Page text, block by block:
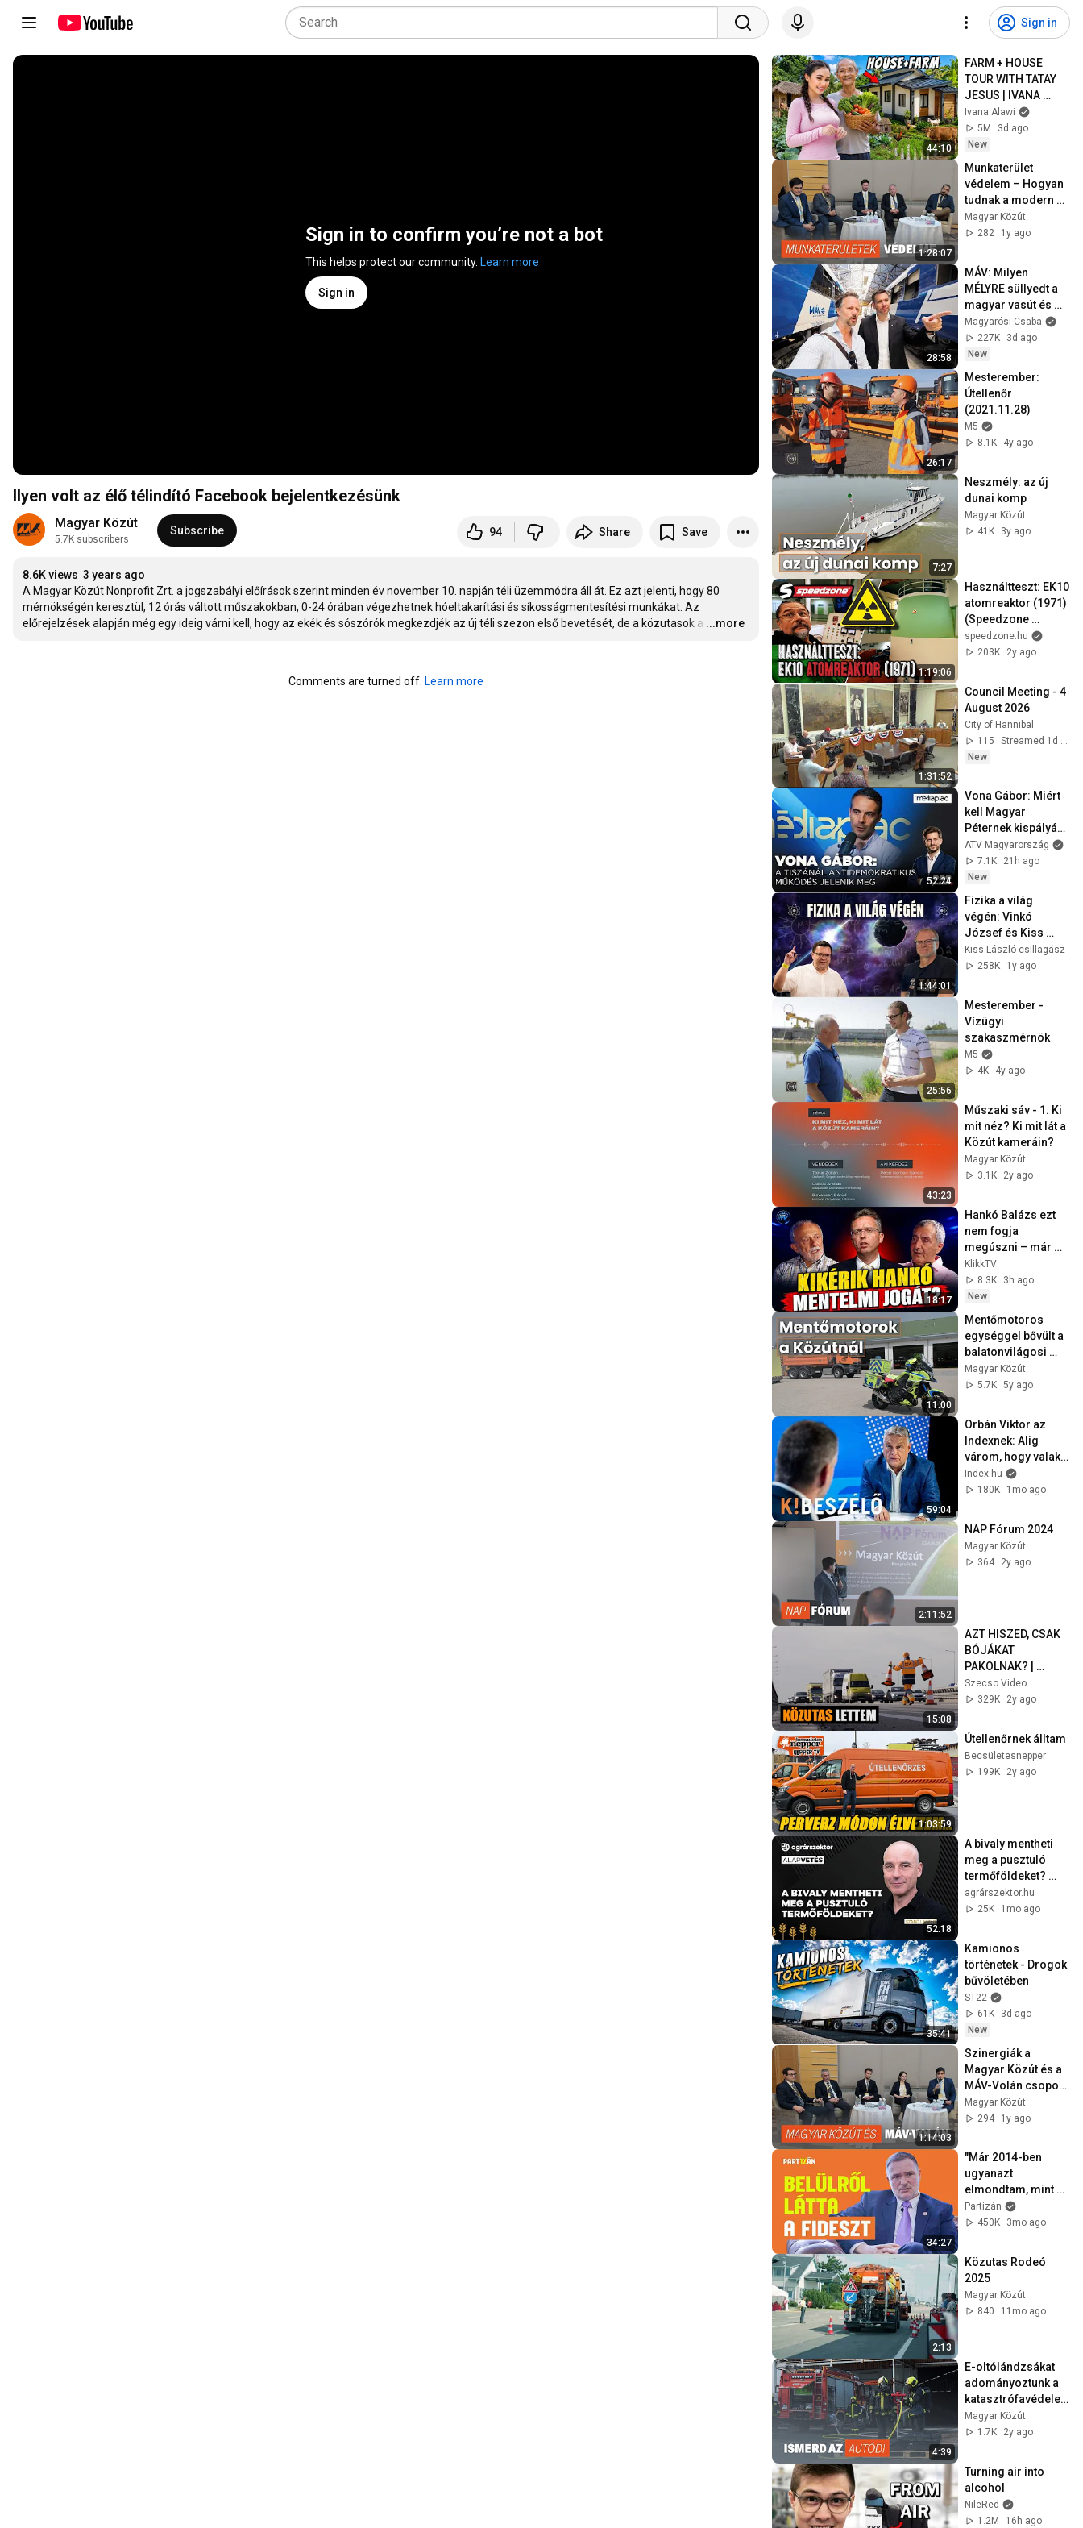
Sign in
Sign in to confirm you’re not a bot
This helps protect our community. Learn more
Sign in
Ilyen volt az élő télindító Facebook bejelentkezésünk
Magyar Közút
5.7K subscribers
Subscribe 94 Share Save
8.6K views 3 years ago
A Magyar Közút Nonprofit Zrt. a jogszabályi előírások szerint minden év november 10. napján téli üzemmódra áll át. Ez azt jelenti, hogy 80
mérnökségén keresztül, 12 órás váltott műszakokban, 0-24 órában végezhetnek hóeltakarítási és síkosságmentesítési munkákat. Az
előrejelzések alapján még egy ideig várni kell, hogy az ekék és sószórók megkezdjék az új téli szezon első bevetését, de a közutasok a …
...more
Comments are turned off. Learn more
44:10
FARM + HOUSE
TOUR WITH TATAY
JESUS | IVANA
ALAWI
Ivana Alawi
5M
3d ago
New
1:28:07
Munkaterület
védelem – Hogyan
tudnak a modern
technológiák
hozzájárulni az
védelméhez?
Magyar Közút
282
1y ago
28:58
MÁV: Milyen
MÉLYRE süllyedt a
magyar vasút és
MIÉRT?!
Magyarósi Csaba
227K
3d ago
New
26:17
Mesterember:
Útellenőr
(2021.11.28)
M5
8.1K
4y ago
7:27
Neszmély: az új
dunai komp
Magyar Közút
41K
3y ago
1:19:06
Használtteszt: EK10
atomreaktor (1971)
(Speedzone
S12E28)
speedzone.hu
203K
2y ago
1:31:52
Council Meeting - 4
August 2026
City of Hannibal
115
New
52:24
Vona Gábor: Miért
kell Magyar
Péternek kispályás
bicskázónak lenni?
| MÉDIAPIAC
ATV Magyarország
7.1K
21h ago
New
1:44:01
Fizika a világ
végén: Vinkó
József és Kiss
László
beszélgetése az
kezdetéről és
végéről
Kiss László csillagász
258K
1y ago
25:56
Mesterember -
Vízügyi
szakaszmérnök
M5
4K
4y ago
43:23
Műszaki sáv - 1. Ki
mit néz? Ki mit lát a
Közút kameráin?
Magyar Közút
3.1K
2y ago
18:17
Hankó Balázs ezt
nem fogja
megúszni – már
csak napok
kérdése
KlikkTV
8.3K
3h ago
New
11:00
Mentőmotoros
egységgel bővült a
balatonvilágosi
mérnökségünk
Magyar Közút
5.7K 5y ago
59:04
Orbán Viktor az
Indexnek: Alig
várom, hogy valaki
kitépje a kezemből
a marsallbotot
Index.hu
180K
1mo ago
2:11:52
NAP Fórum 2024
Magyar Közút
364
2y ago
15:08
AZT HISZED, CSAK
BÓJÁKAT
PAKOLNAK? |
Szecso Video
Szecso Video
329K
2y ago
1:03:59
Útellenőrnek álltam
Becsületesnepper
199K
2y ago
52:18
A bivaly mentheti
meg a pusztuló
termőföldeket?
Egyre többen tartják
őket | Alapvetés
agrárszektor.hu
25K
1mo ago
35:41
Kamionos
történetek - Drogok
bűvöletében
ST22
61K
3d ago
New
1:14:03
Szinergiák a
Magyar Közút és a
MÁV-Volán csoport
között - Közös
utakon, a
segítségével
Magyar Közút
294
1y ago
34:27
"Már 2014-ben
ugyanazt
elmondtam, mint
Magyar Péter 2024-
ben" | Portré az
Fideszessel
Partizán
450K
3mo ago
2:13
Közutas Rodeó
2025
Magyar Közút
840
11mo ago
4:39
E-oltólándzsákat
adományoztunk a
katasztrófavédele
mnek
Magyar Közút
1.7K
2y ago
Turning air into
alcohol
NileRed
1.2M
16h ago